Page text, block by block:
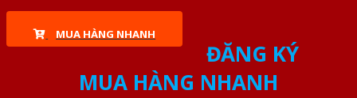
MUA HÀNG NHANH
ĐĂNG KÝ
MUA HÀNG NHANH